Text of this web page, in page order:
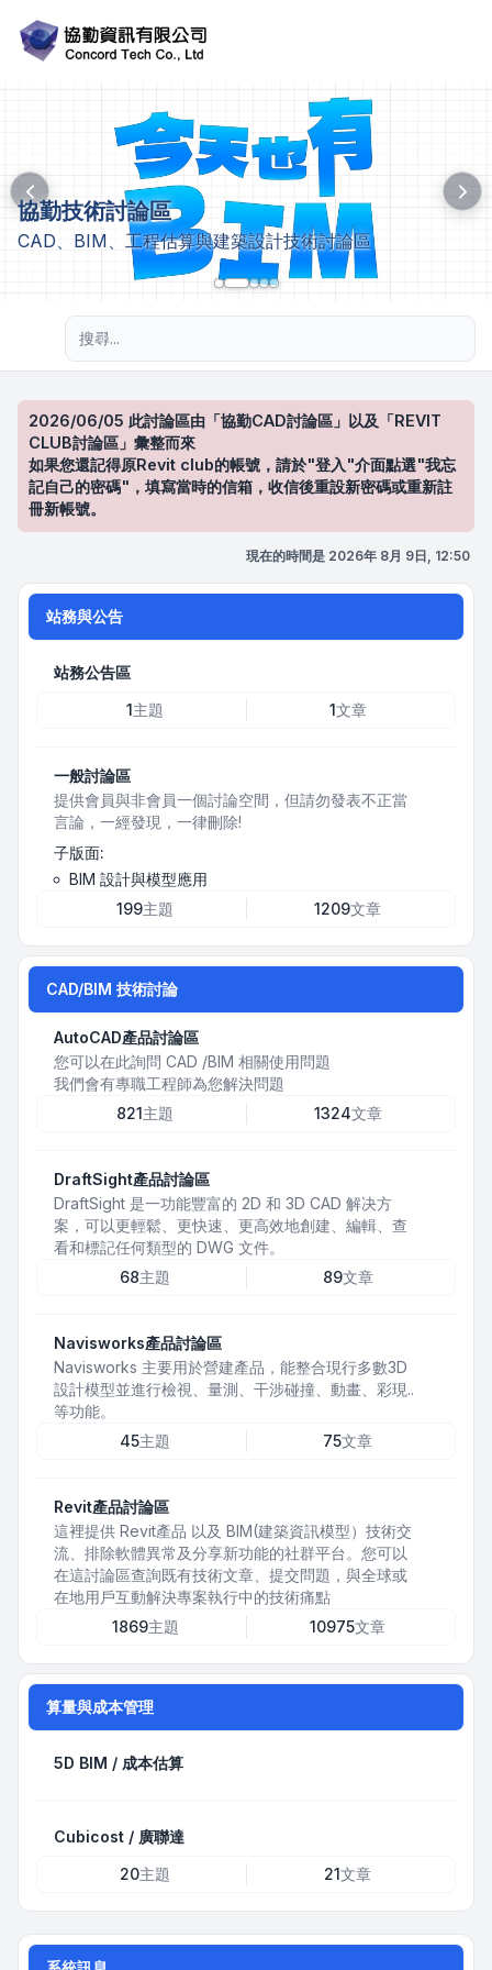
協勤技術討論區
CAD、BIM、工程估算與建築設計技術討論區
2026/06/05 此討論區由「協勤CAD討論區」以及「REVIT
CLUB討論區」彙整而來
如果您還記得原Revit club的帳號，請於"登入"介面點選"我忘
記自己的密碼"，填寫當時的信箱，收信後重設新密碼或重新註
冊新帳號。
現在的時間是 2026年 8月 9日, 12:50
站務與公告
站務公告區
1主題 1文章
一般討論區
提供會員與非會員一個討論空間，但請勿發表不正當
言論，一經發現，一律刪除!
子版面:
BIM 設計與模型應用
199主題 1209文章
CAD/BIM 技術討論
AutoCAD產品討論區
您可以在此詢問 CAD /BIM 相關使用問題
我們會有專職工程師為您解決問題
821主題 1324文章
DraftSight產品討論區
DraftSight 是一功能豐富的 2D 和 3D CAD 解决方
案，可以更輕鬆、更快速、更高效地創建、編輯、查
看和標記任何類型的 DWG 文件。
68主題 89文章
Navisworks產品討論區
Navisworks 主要用於營建產品，能整合現行多數3D
設計模型並進行檢視、量測、干涉碰撞、動畫、彩現..
等功能。
45主題 75文章
Revit產品討論區
這裡提供 Revit產品 以及 BIM(建築資訊模型）技術交
流、排除軟體異常及分享新功能的社群平台。您可以
在這討論區查詢既有技術文章、提交問題，與全球或
在地用戶互動解決專案執行中的技術痛點
1869主題 10975文章
算量與成本管理
5D BIM / 成本估算
Cubicost / 廣聯達
20主題 21文章